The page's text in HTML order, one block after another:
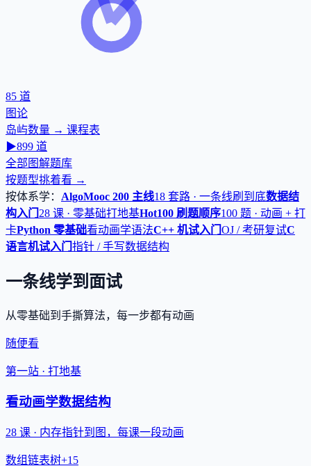
85 道
图论
岛屿数量 → 课程表
▶899 道
全部图解题库
按题型挑着看 →
按体系学： AlgoMooc 200 主线18 套路 · 一条线刷到底数据结
构入门 28 课 · 零基础打地基Hot100 刷题顺序100 题 · 动画 + 打
卡Python 零基础看动画学语法C++ 机试入门 OJ / 考研复试C
语言机试入门 指针 / 手写数据结构
一条线学到面试
从零基础到手撕算法，每一步都有动画
随便看
第一站 · 打地基
看动画学数据结构
28 课 · 内存指针到图，每课一段动画
数组链表树+15